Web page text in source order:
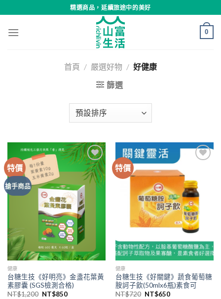
to
content
精選商品，延續旅途中的美好
0
首頁 / 嚴選好物 / 好健康
篩選
特價
搶手商品
Add to
wishlist
健康
台糖生技《好明亮》金盞花葉黃
素膠囊 (SGS檢測合格)
NT$1,200 NT$850
特價
健康
台糖生技《好關鍵》蔬食葡萄糖
胺訶子飲(50mlx6瓶)素食可
NT$720 NT$650